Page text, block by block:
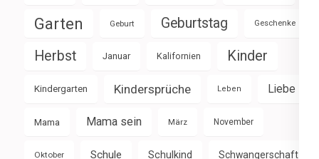
Garten Geburt Geburtstag Geschenke
Herbst Januar Kalifornien Kinder
Kindergarten Kindersprüche Leben Liebe
Mama Mama sein März November
Oktober Schule Schulkind Schwangerschaft